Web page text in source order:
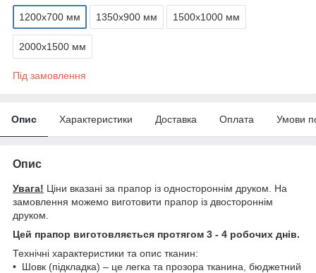
1200х700 мм 1350х900 мм 1500х1000 мм
2000х1500 мм
Під замовлення
Опис Характеристики Доставка Оплата Умови
Опис
Увага! Ціни вказані за прапор із одностороннім друком. На
замовлення можемо виготовити прапор із двостороннім
друком.
Цей прапор виготовляється протягом 3 - 4 робочих днів.
Технічні характеристики та опис тканин:
• Шовк (підкладка) – це легка та прозора тканина, бюджетний